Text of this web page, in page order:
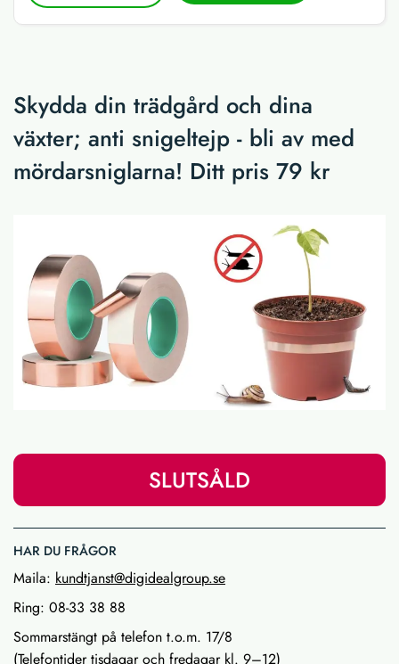
Skydda din trädgård och dina
växter; anti snigeltejp - bli av med
mördarsniglarna! Ditt pris 79 kr
SLUTSÅLD
HAR DU FRÅGOR
Maila: kundtjanst@digidealgroup.se
Ring: 08-33 38 88
Sommarstängt på telefon t.o.m. 17/8
(Telefontider tisdagar och fredagar kl. 9–12)